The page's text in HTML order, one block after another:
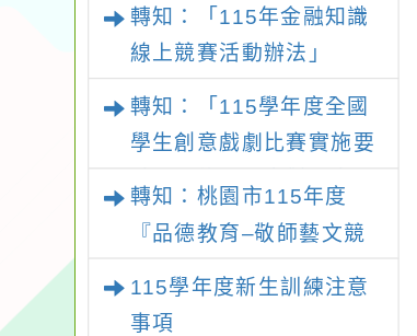
轉知：「115年金融知識
線上競賽活動辦法」
轉知：「115學年度全國
學生創意戲劇比賽實施要
轉知：桃園市115年度
『品德教育–敬師藝文競
115學年度新生訓練注意
事項